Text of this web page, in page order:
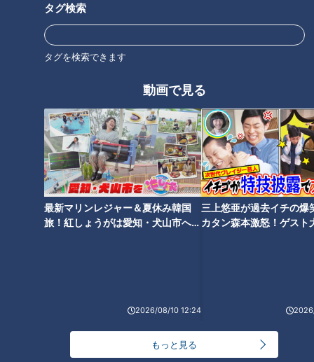
タグ検索
タグを検索できます
動画で見る
最新マリンレジャー＆夏休み韓国
旅！紅しょうがは愛知・犬山市へ
2026/08/10 12:24
三上悠亜が過去イチの爆
カタン森本激怒！ゲスト
もっと見る
ランキング
RANKING
友廣アナの自転車旅｜愛知・蒲郡市へ！三河湾ぐる